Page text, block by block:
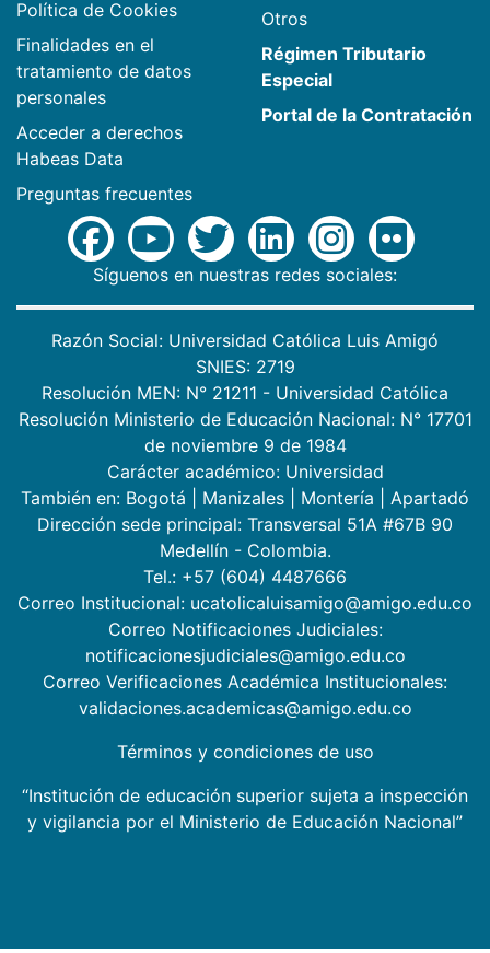
Política de Cookies
Finalidades en el
tratamiento de datos
personales
Acceder a derechos
Habeas Data
Preguntas frecuentes
Otros
Régimen Tributario
Especial
Portal de la Contratación
Síguenos en nuestras redes sociales:
Razón Social: Universidad Católica Luis Amigó
SNIES: 2719
Resolución MEN: N° 21211 - Universidad Católica
Resolución Ministerio de Educación Nacional: N° 17701
de noviembre 9 de 1984
Carácter académico: Universidad
También en: Bogotá Manizales Montería
Apartadó
Dirección sede principal: Transversal 51A #67B 90
Medellín - Colombia.
Tel.: +57 (604) 4487666
Correo Institucional: ucatolicaluisamigo@amigo.edu.co
Correo Notificaciones Judiciales:
notificacionesjudiciales@amigo.edu.co
Correo Verificaciones Académica Institucionales:
validaciones.academicas@amigo.edu.co
Términos y condiciones de uso
“Institución de educación superior sujeta a inspección
y vigilancia por el Ministerio de Educación Nacional”